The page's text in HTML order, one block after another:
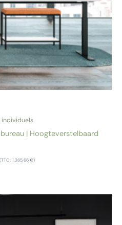
individuels
| Hoogteverstelbaard
(TTC :1.265,66€)